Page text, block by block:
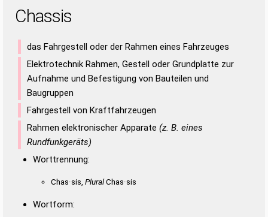
Chassis
das Fahrgestell oder der Rahmen eines Fahrzeuges
Elektrotechnik Rahmen, Gestell oder Grundplatte zur
Aufnahme und Befestigung von Bauteilen und
Baugruppen
Fahrgestell von Kraftfahrzeugen
Rahmen elektronischer Apparate (z. B. eines
Rundfunkgeräts)
Worttrennung:
Chas·sis, PluralChas·sis
Wortform: